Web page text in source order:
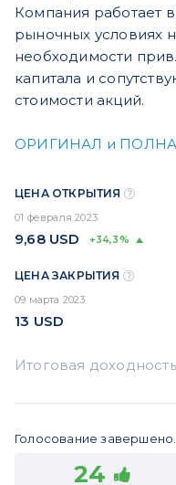
Компания работает
рыночных условиях
необходимости
капитала и
стоимости акций.
ОРИГИНАЛ и
ЦЕНА ОТКРЫТИЯ
01 февраля 2023
9,68 USD +34,3%
ЦЕНА ЗАКРЫТИЯ
09 марта 2023
13 USD
Голосование завершено.
24